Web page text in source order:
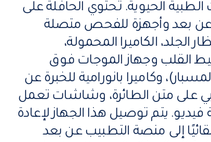
الحيوية. تحتوي الحافلة على
عن بعد وأجهزة للفحص متصلة
الجلد، الكاميرا المحمولة،
القلب وجهاز الموجات فوق
وكاميرا بانورامية للخبرة عن
على متن الطائرة، وشاشات تعمل
يتم توصيل هذا الجهاز لإعادة
إلى منصة التطبيب عن بعد